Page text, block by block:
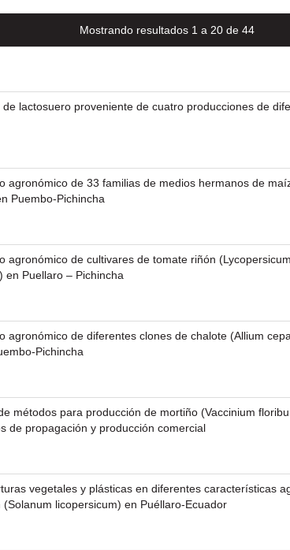
Mostrando resultados 1 a 20 de 44
lactosuero proveniente de cuatro producciones de
agronómico de 33 familias de medios hermanos de
Puembo-Pichincha
agronómico de cultivares de tomate riñón (Lycopersicum
en Puellaro – Pichincha
agronómico de diferentes clones de chalote (Allium
Pichincha
métodos para producción de mortiño (Vaccinium
de propagación y producción comercial
vegetales y plásticas en diferentes características
licopersicum) en Puéllaro-Ecuador